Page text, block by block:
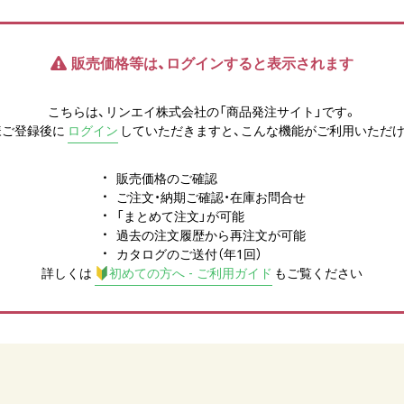
販売価格等は、ログインすると表示されます
こちらは、リンエイ株式会社の「商品発注サイト」です。
登録後に ログイン していただきますと、こんな機能がご利用いただ
販売価格のご確認
ご注文・納期ご確認・在庫お問合せ
「まとめて注文」が可能
過去の注文履歴から再注文が可能
カタログのご送付（年1回）
詳しくは
初めての方へ - ご利用ガイド もご覧ください